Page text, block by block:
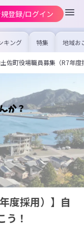
登録/ログイン
キング 特集 地域お
の求
を集め
事内容
を比較
合った
土佐町役場職員募集（R7年
度採用）】自
う！